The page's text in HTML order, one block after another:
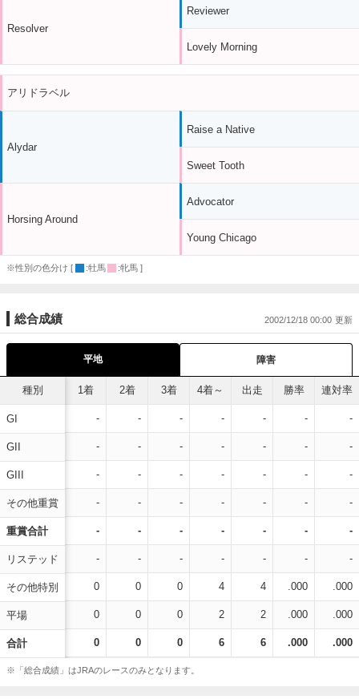
Resolver
Reviewer
Lovely Morning
アリドラベル
Alydar
Horsing Around
Raise a Native
Sweet Tooth
Advocator
Young Chicago
※性別の色分け [ :牡馬 :牝馬 ]
総合成績 2002/12/18 00:00
平地 障害
種別
GI
GII
GIII
その他重賞
重賞合計
リステッド
その他特別
平場
合計
1着 2着 3着 4着～ 出走 勝率 連対率
- - - - - - -
- - - - - - -
- - - - - - -
- - - - - - -
- - - - - - -
- - - - - - -
0 0 0 4 4 .000 .000
0 0 0 2 2 .000 .000
0 0 0 6 6 .000 .000
※「総合成績」はJRAのレースのみとなります。